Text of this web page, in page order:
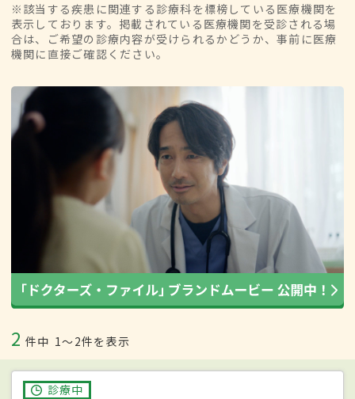
※該当する疾患に関連する診療科を標榜している医療機関を
表示しております。掲載されている医療機関を受診される場
合は、ご希望の診療内容が受けられるかどうか、事前に医療
機関に直接ご確認ください。
2 件中 1〜2件を表示
診療中